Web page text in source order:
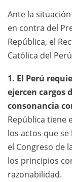
Ante la
en contra del
República, el
Católica del
1. El Perú
ejercen cargos
consonancia
República tiene
los actos que
el Congreso de
los principios
razonabilidad.